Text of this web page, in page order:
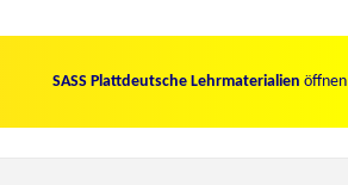
SASS Plattdeutsche Lehrmaterialien öffnen